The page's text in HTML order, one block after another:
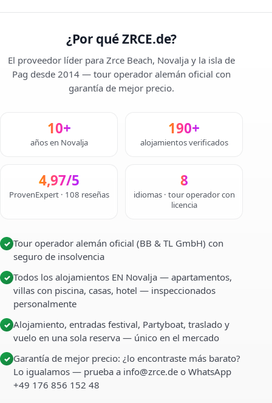
¿Por qué ZRCE.de?
El proveedor líder para Zrce Beach, Novalja y la isla de
Pag desde 2014 — tour operador alemán oficial con
garantía de mejor precio.
10+
años en Novalja
190+
alojamientos verificados
4,97/5
ProvenExpert · 108 reseñas
8
idiomas · tour operador con
licencia
✓ Tour operador alemán oficial (BB & TL GmbH) con
seguro de insolvencia
✓ Todos los alojamientos EN Novalja — apartamentos,
villas con piscina, casas, hotel — inspeccionados
personalmente
✓ Alojamiento, entradas festival, Partyboat, traslado y
vuelo en una sola reserva — único en el mercado
✓ Garantía de mejor precio: ¿lo encontraste más barato?
Lo igualamos — prueba a info@zrce.de o WhatsApp
+49 176 856 152 48